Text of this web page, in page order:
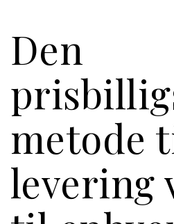
Den
metode
levering